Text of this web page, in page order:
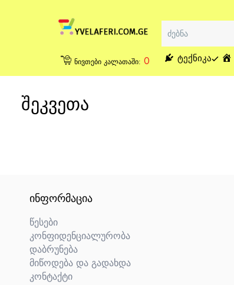
ნივთები კალათაში: 0 ᲢᲔᲥᲜᲘᲙᲐ
შეკვეთა
ᲘᲜᲤᲝᲠᲛᲐᲪᲘᲐ
წესები
კონფიდენციალურობა
დაბრუნება
მიწოდება და გადახდა
კონტაქტი